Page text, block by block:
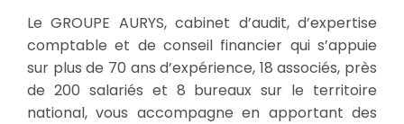
Le GROUPE AURYS, cabinet d’audit, d’expertise
comptable et de conseil financier qui s’appuie
sur plus de 70 ans d’expérience, 18 associés, près
de 200 salariés et 8 bureaux sur le territoire
national, vous accompagne en apportant des